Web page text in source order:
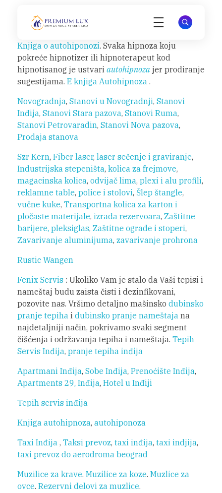
Knjiga o autohiponozi. Svaka hipnoza koju
pokreće hipnotizer ili hipnoterapeut kod
hipnotisanog je ustvari autohipnoza jer prodiranje
sugestijama. E knjiga Autohipnoza .
Novogradnja, Stanovi u Novogradnji, Stanovi
Inđija, Stanovi Stara pazova, Stanovi Ruma,
Stanovi Petrovaradin, Stanovi Nova pazova,
Prodaja stanova
Szr Kern, Fiber laser, laser sečenje i graviranje,
Industrijska stepeništa, kolica za frejmove,
magacinska kolica, odvijač lima, plexi i alu profili,
reklamne table, police i stolovi, Šlep štangle,
vučne kuke, Transportna kolica za karton i
pločaste materijale, izrada rezervoara, Zaštitne
barijere, pleksiglas, Zaštitne ograde i stoperi,
Zavarivanje aluminijuma, zavarivanje prohrona
Rustic Wangen
Fenix Servis : Ukoliko Vam je stalo da Vaši tepisi i
nameštaj budu zaista čisti i dezinfikovani,
pozovite nas. Vršimo detaljno mašinsko dubinsko
pranje tepiha i dubinsko pranje nameštaja na
najdetaljniji način, pokrivamo svaki segment
čišćenja i održavanja tepiha i nameštaja. Tepih
Servis Inđija, pranje tepiha inđija
Apartmani Inđija, Sobe Inđija, Prenoćište Inđija,
Apartments 29, Inđija, Hotel u Inđiji
Tepih servis inđija
Knjiga autohipnoza, autohiponoza
Taxi Inđija , Taksi prevoz, taxi inđija, taxi indjija,
taxi prevoz do aerodroma beograd
Muzilice za krave. Muzilice za koze. Muzlice za
ovce. Rezervni delovi za muzlice.